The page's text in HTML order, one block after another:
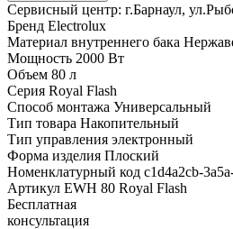
Сервисный центр: г.Барнаул,
Бренд Electrolux
Материал внутреннего бака
Мощность 2000 Вт
Объем 80 л
Серия Royal Flash
Способ монтажа Универсальный
Тип товара Накопительный
Тип управления электронный
Форма изделия Плоский
Номенклатурный код c1d4a2cb-
Артикул EWH 80 Royal Flash
Бесплатная
консультация